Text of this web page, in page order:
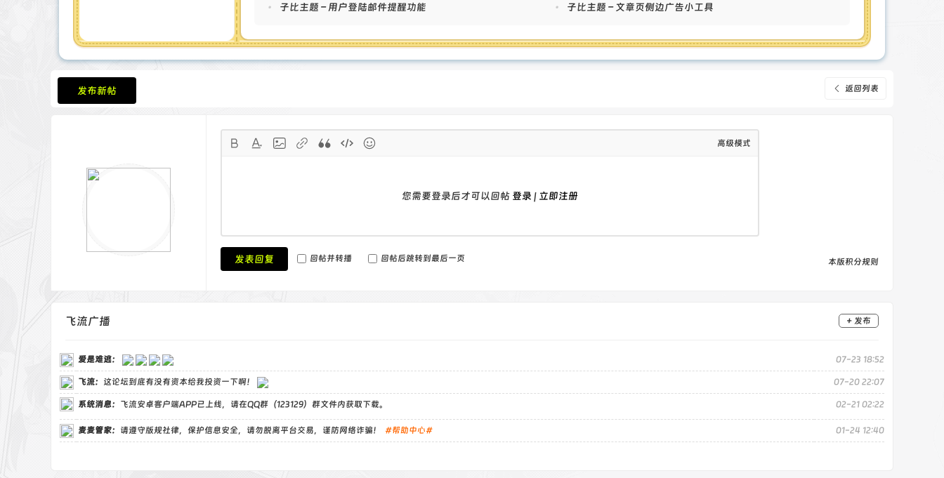
•
子比主题 – 用户登陆邮件提醒功能 • 子比主题 – 文章页侧边广告小工具
返回列表
发布新帖
高级模式
您需要登录后才可以回帖 登录 | 立即注册
发表回复 回帖并转播 回帖后跳转到最后一页 本版积分规则
飞流广播 + 发布
爱是难逃： 07-23 18:52
飞流： 这论坛到底有没有资本给我投资一下啊！ 07-20 22:07
系统消息： 飞流安卓客户端APP已上线，请在QQ群（123129）群文件内获取下载。 02-21 02:22
麦麦管家： 请遵守版规社律，保护信息安全，请勿脱离平台交易，谨防网络诈骗！ #帮助中心# 01-24 12:40